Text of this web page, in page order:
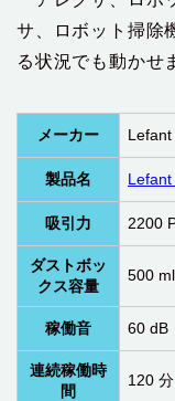
サ、ロボット掃除
る状況でも動かせ
メーカー Lefant
製品名
吸引力 2200
ダストボッ
クス容量
500 ml
稼働音 60 dB
連続稼働時
間
120 分